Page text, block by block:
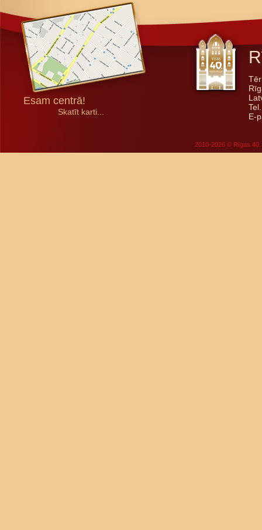
Esam centrā!
Skatīt karti...
E-
2010-2026 © Rīgas